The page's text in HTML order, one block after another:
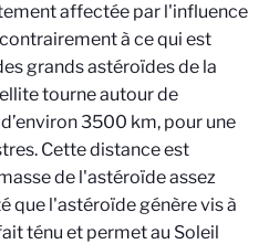
affectée par l'influence
à ce qui est
grands astéroïdes de la
tourne autour de
3500 km, pour une
Cette distance est
de l'astéroïde assez
que l'astéroïde génère vis à
ténu et permet au Soleil